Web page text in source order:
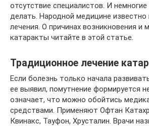
отсутствие специалистов. И
делать. Народной медицине
лечения. О причинах возникновения и
катаракты читайте в этой статье.
Традиционное лечение
Если болезнь только начала
ее выявил, помутнение формируется
означает, что можно обойтись
средствами. Применяют Офтан
Квинакс, Тауфон, Хрусталин. Врачи